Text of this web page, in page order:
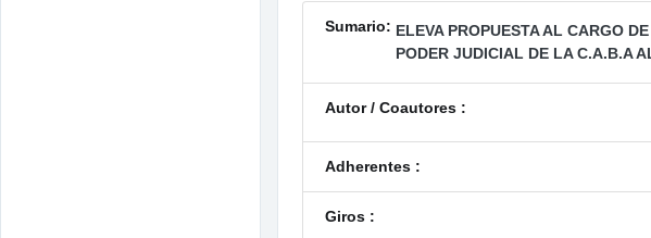
Sumario: ELEVA PROPUESTA AL CARGO
PODER JUDICIAL DE LA C.A.B.A
Autor / Coautores :
Adherentes :
Giros :